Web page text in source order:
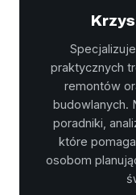
praktycznych
remontów
budowlanych.
poradniki,
które
osobom